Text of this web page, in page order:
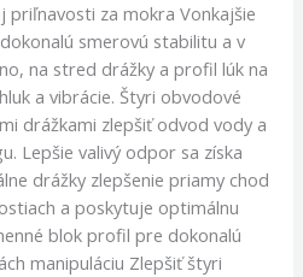
priľnavosti za mokra Vonkajšie
smerovú stabilitu a v
na stred drážky a profil lúk na
a vibrácie. Štyri obvodové
drážkami zlepšiť odvod vody a
Lepšie valivý odpor sa získa
drážky zlepšenie priamy chod
a poskytuje optimálnu
blok profil pre dokonalú
manipuláciu Zlepšiť štyri